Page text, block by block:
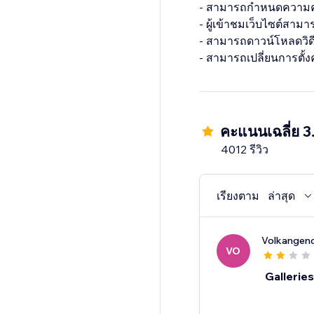
- สามารถกำหนดควา
- ผู้เข้าชมเว็บไซต์สาม
- สามารถดาวน์โหลดวิ
คะแนนเฉลี่ย
4012 รีวิว
เรียงตาม ล่าสุด
VO